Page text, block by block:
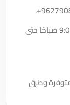
.
أوقات العمل: جميع أيام الأسبوع من الساعة 9:00 صباحًا حتى
وطرق